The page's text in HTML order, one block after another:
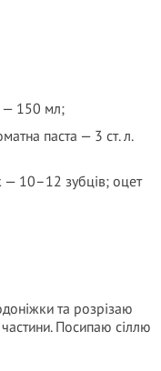
— 150 мл;
паста — 3 ст. л.
— 10–12 зубців; оцет
та розрізаю
Посипаю сіллю